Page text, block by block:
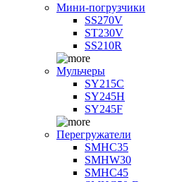
Мини-погрузчики
SS270V
ST230V
SS210R
Мульчеры
SY215C
SY245H
SY245F
Перегружатели
SMHC35
SMHW30
SMHC45